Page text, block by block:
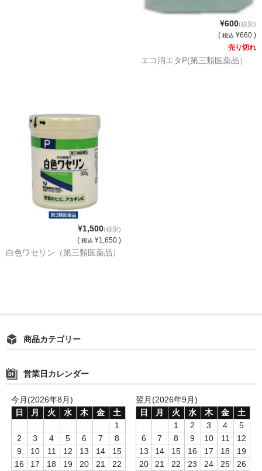
¥600(税別)
( 税込 ¥660 )
売り切れ
エコ消エタP(第三類医薬品）
¥1,500(税別)
( 税込 ¥1,650 )
白色ワセリン（第三類医薬品）
商品カテゴリー
営業日カレンダー
今月(2026年8月)
日
月 火 水 木 金
土
1
2
3 4 5 6 7
8
9
10 11 12 13 14
15
16
17 18 19 20 21 22
翌月(2026年9月)
日
月 火 水 木 金
土
1
2 3 4
5
6
7 8 9 10 11
12
13
14 15 16 17 18
19
20
21 22 23 24 25 26